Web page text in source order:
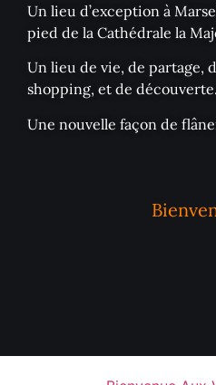
Un lieu d’exception à
pied de la Cathédrale la
Un lieu de vie, de partage,
shopping, et de
Une nouvelle façon de